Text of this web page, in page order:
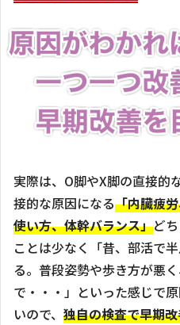
実際は、O脚やX脚の直接的
接的な原因になる「内臓疲
使い方、体幹バランス」ど
ことは少なく「昔、部活で
る。普段姿勢や歩き方が悪
で・・・」といった感じで
いので、 独自の検査で早期